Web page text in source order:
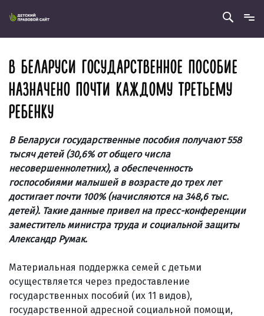
В БЕЛАРУСИ ГОСУДАРСТВЕННОЕ ПОСОБИЕ
НАЗНАЧЕНО ПОЧТИ КАЖДОМУ ТРЕТЬЕМУ
РЕБЕНКУ
В Беларуси государственные пособия получают 558
тысяч детей (30,6% от общего числа
несовершеннолетних), а обеспеченность
госпособиями малышей в возрасте до трех лет
достигает почти 100% (начисляются на 348,6 тыс.
детей). Такие данные привел на пресс-конференции
заместитель министра труда и социальной защиты
Александр Румак.
Материальная поддержка семей с детьми
осуществляется через предоставление
государственных пособий (их 11 видов),
государственной адресной социальной помощи,